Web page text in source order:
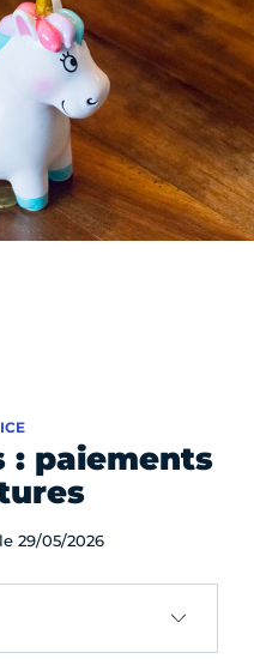
: paiements
29/05/2026